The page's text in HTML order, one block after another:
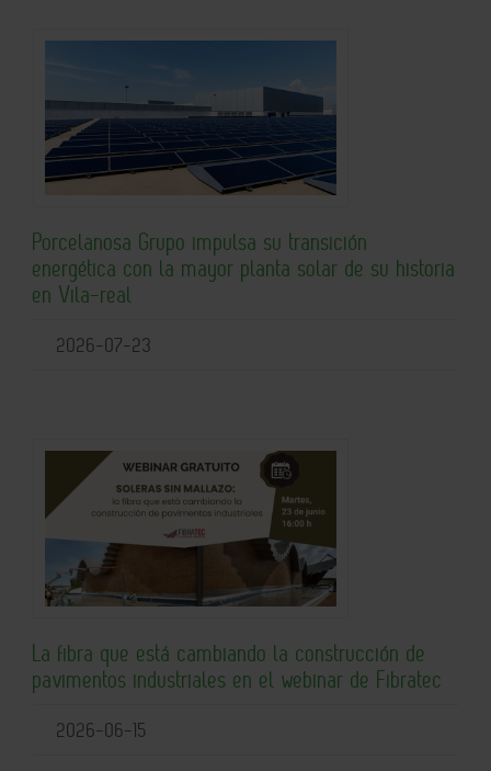
Porcelanosa Grupo impulsa su transición
energética con la mayor planta solar de su historia
en Vila-real
2026-07-23
La fibra que está cambiando la construcción de
pavimentos industriales en el webinar de Fibratec
2026-06-15